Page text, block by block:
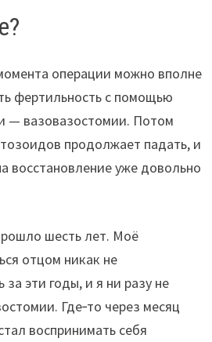
операции можно вполне
фертильность с помощью
— вазовазостомии. Потом
продолжает падать, и
восстановление уже довольно
шесть лет. Моё
отцом никак не
эти годы, и я ни разу не
Где‑то через месяц
воспринимать себя